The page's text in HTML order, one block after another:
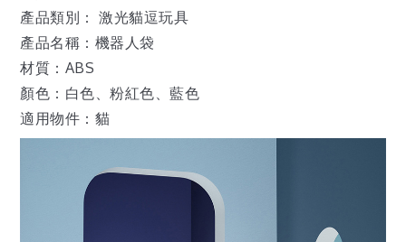
產品類別： 激光貓逗玩具
產品名稱：機器人袋
材質：ABS
顏色：白色、粉紅色、藍色
適用物件：貓